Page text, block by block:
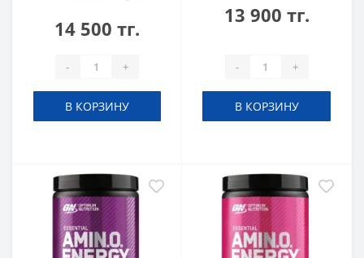
14 500 тг.
- +
В КОРЗИНУ
13 900 тг.
- +
В КОРЗИНУ